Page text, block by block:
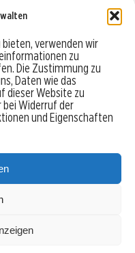
verwenden wir
zu
Die Zustimmung zu
Daten wie das
dieser Website zu
Widerruf der
und Eigenschaften